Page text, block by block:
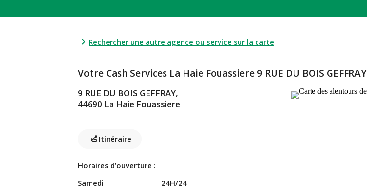
Rechercher une autre agence ou service sur la carte
Votre Cash Services La Haie Fouassiere 9 RUE DU BOIS GEFFRAY
9 RUE DU BOIS GEFFRAY,
44690 La Haie Fouassiere
Itinéraire
Horaires d’ouverture :
Samedi
24H/24